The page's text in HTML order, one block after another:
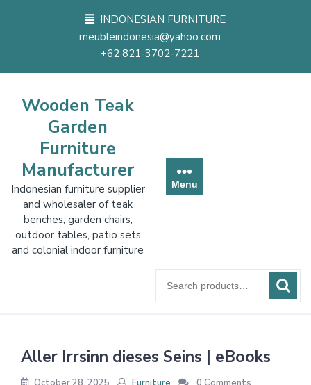
INDONESIAN FURNITURE
meubleindonesia@yahoo.com
+62 821-3702-7221
Wooden Teak
Garden
Furniture
Manufacturer
Indonesian furniture supplier
and wholesaler of teak
benches, garden chairs,
outdoor tables, patio sets
and colonial indoor furniture
Menu
for:
Aller Irrsinn dieses Seins | eBooks